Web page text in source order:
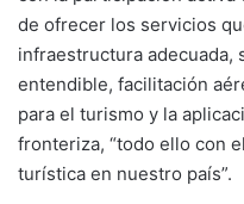
de ofrecer los servicios
infraestructura adecuada,
entendible, facilitación
para el turismo y la
fronteriza, “todo ello con
turística en nuestro país”.